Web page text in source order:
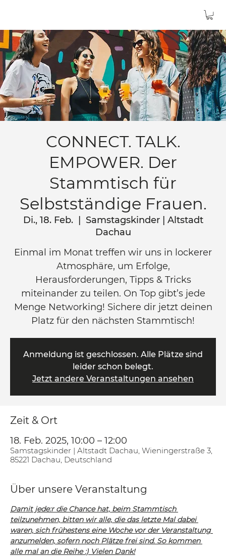
CONNECT. TALK.
EMPOWER. Der
Stammtisch für
Selbstständige Frauen.
Di., 18. Feb.
  |
Samstagskinder | Altstadt
Dachau
Einmal im Monat treffen wir uns in lockerer
Atmosphäre, um Erfolge,
Herausforderungen, Tipps & Tricks
miteinander zu teilen. On Top gibt’s jede
Menge Networking! Sichere dir jetzt deinen
Platz für den nächsten Stammtisch!
Anmeldung ist geschlossen. Alle Plätze sind
leider schon belegt.
Jetzt andere Veranstaltungen ansehen
Zeit & Ort
18. Feb. 2025, 10:00 – 12:00
Samstagskinder | Altstadt Dachau, Wieningerstraße 3,
85221 Dachau, Deutschland
Über unsere Veranstaltung
Damit jede:r die Chance hat, beim Stammtisch
teilzunehmen, bitten wir alle, die das letzte Mal dabei
waren, sich frühestens eine Woche vor der Veranstaltung
anzumelden, sofern noch Plätze frei sind. So kommen
alle mal an die Reihe :) Vielen Dank!